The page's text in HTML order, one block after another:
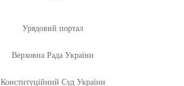
Урядовий портал
Верховна Рада України
Конституційний Суд України